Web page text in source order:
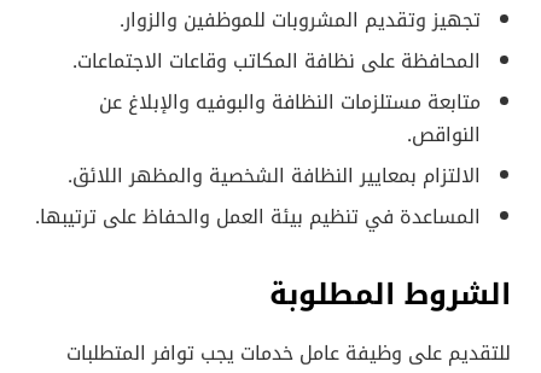
تجهيز وتقديم المشروبات للموظفين والزوار.
المحافظة على نظافة المكاتب وقاعات الاجتماعات.
متابعة مستلزمات النظافة والبوفيه والإبلاغ عن
النواقص.
الالتزام بمعايير النظافة الشخصية والمظهر اللائق.
المساعدة في تنظيم بيئة العمل والحفاظ على ترتيبها.
الشروط المطلوبة
للتقديم على وظيفة عامل خدمات يجب توافر المتطلبات